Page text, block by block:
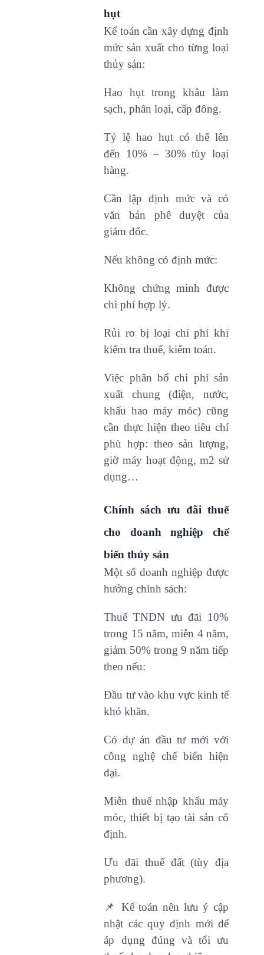
hụt
Kế toán cần xây dựng định
mức sản xuất cho từng loại
thủy sản:
Hao hụt trong khâu làm
sạch, phân loại, cấp đông.
Tỷ lệ hao hụt có thể lên
đến 10% – 30% tùy loại
hàng.
Cần lập định mức và có
văn bản phê duyệt của
giám đốc.
Nếu không có định mức:
Không chứng minh được
chi phí hợp lý.
Rủi ro bị loại chi phí khi
kiểm tra thuế, kiểm toán.
Việc phân bổ chi phí sản
xuất chung (điện, nước,
khấu hao máy móc) cũng
cần thực hiện theo tiêu chí
phù hợp: theo sản lượng,
giờ máy hoạt động, m2 sử
dụng…
Chính sách ưu đãi thuế
cho doanh nghiệp chế
biến thủy sản
Một số doanh nghiệp được
hưởng chính sách:
Thuế TNDN ưu đãi 10%
trong 15 năm, miễn 4 năm,
giảm 50% trong 9 năm tiếp
theo nếu:
Đầu tư vào khu vực kinh tế
khó khăn.
Có dự án đầu tư mới với
công nghệ chế biến hiện
đại.
Miễn thuế nhập khẩu máy
móc, thiết bị tạo tài sản cố
định.
Ưu đãi thuế đất (tùy địa
phương).
📌 Kế toán nên lưu ý cập
nhật các quy định mới để
áp dụng đúng và tối ưu